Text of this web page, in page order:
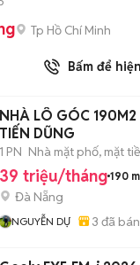
Tp Hồ Chí Minh
Bấm để
NHÀ LÔ GÓC
TIẾN DŨNG
1 PN Nhà mặt phố, mặt
39 triệu/tháng 190
Đà Nẵng
NGUYỄN DỰ 3 đã bán